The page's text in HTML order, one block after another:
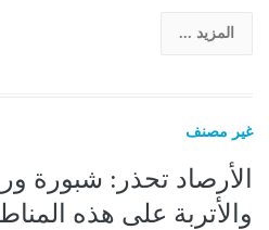
المزيد ...
غير مصنف
الأرصاد تحذر: شبورة
والأتربة على هذه